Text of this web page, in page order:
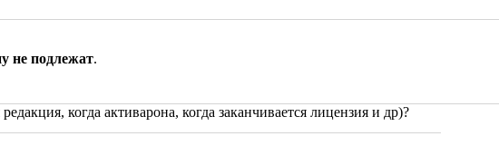
не подлежат.
когда активарона, когда заканчивается лицензия и др)?